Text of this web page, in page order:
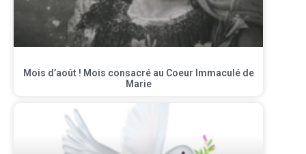
Mois d’août ! Mois consacré au Coeur Immaculé de
Marie